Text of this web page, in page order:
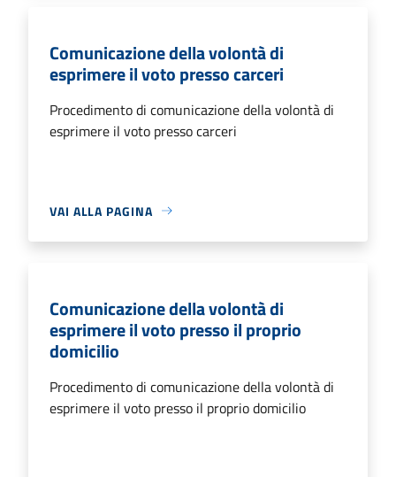
Comunicazione della volontà di
esprimere il voto presso carceri
Procedimento di comunicazione della volontà di
esprimere il voto presso carceri
VAI ALLA PAGINA
Comunicazione della volontà di
esprimere il voto presso il proprio
domicilio
Procedimento di comunicazione della volontà di
esprimere il voto presso il proprio domicilio